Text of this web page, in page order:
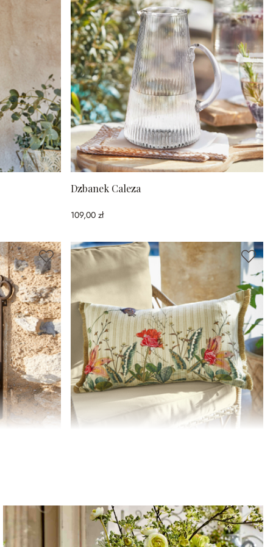
Dzbanek Caleza
109,00 zł